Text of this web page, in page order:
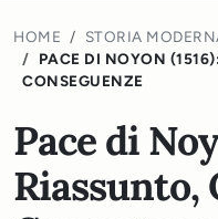
HOME
STORIA
PACE DI NOYON
CONSEGUENZE
Pace di
Riassunto,